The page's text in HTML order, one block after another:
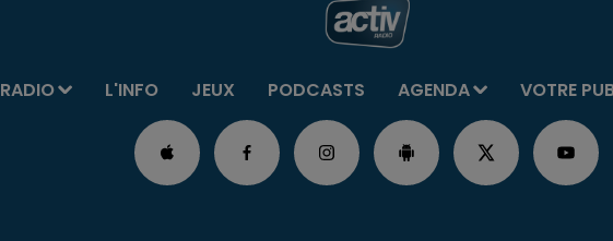
RADIO L'INFO JEUX PODCASTS AGENDA VOTRE